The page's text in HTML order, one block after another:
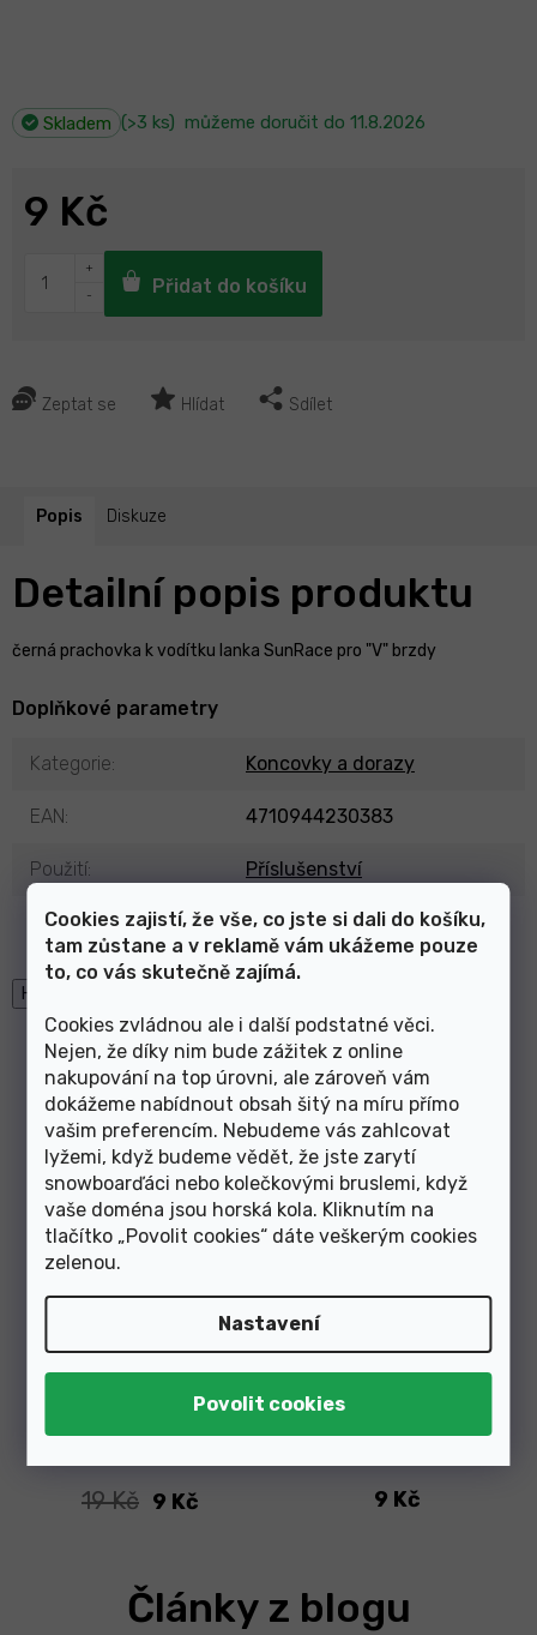
Cookies zajistí, že vše, co jste si dali do košíku,
tam zůstane a v reklamě vám ukážeme pouze
to, co vás skutečně zajímá.
Cookies zvládnou ale i další podstatné věci.
Nejen, že díky nim bude zážitek z online
nakupování na top úrovni, ale zároveň vám
dokážeme nabídnout obsah šitý na míru přímo
vašim preferencím. Nebudeme vás zahlcovat
lyžemi, když budeme vědět, že jste zarytí
snowboarďáci nebo kolečkovými bruslemi, když
vaše doména jsou horská kola. Kliknutím na
tlačítko „Povolit cookies“ dáte veškerým cookies
zelenou.
Nastavení
Skladem (>3 ks) můžeme doručit do 11.8.2026
Zeptat se Hlídat Sdílet
9 Kč
Přidat do košíku
Popis Diskuze
Detailní popis produktu
černá prachovka k vodítku lanka SunRace pro "V" brzdy
Doplňkové parametry
Kategorie: Koncovky a dorazy
EAN: 4710944230383
Použití: Příslušenství
Výrobce: SunRace
High-contrast mode
Mohlo by Vás zajímat
-53%
Prachovka brzdového
vodítka
19 Kč 9 Kč
koncovka bowdenu 4mm
plastová
9 Kč
Články z blogu